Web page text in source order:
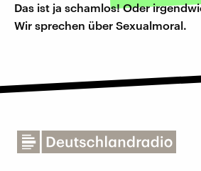
Das ist ja schamlos! Oder
Wir sprechen über Sexualmoral.